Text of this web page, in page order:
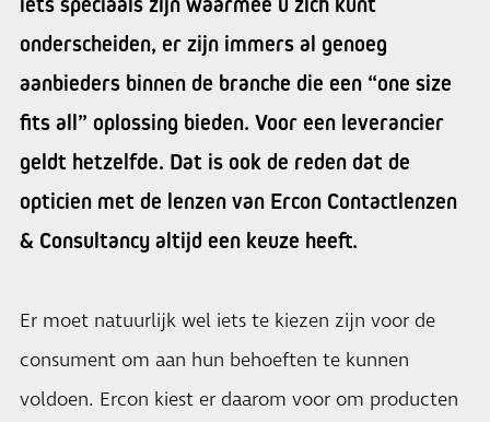
onderscheiden, er zijn immers al genoeg
aanbieders binnen de branche die een “one size
fits all” oplossing bieden. Voor een leverancier
geldt hetzelfde. Dat is ook de reden dat de
opticien met de lenzen van Ercon Contactlenzen
& Consultancy altijd een keuze heeft.
Er moet natuurlijk wel iets te kiezen zijn voor de
consument om aan hun behoeften te kunnen
voldoen. Ercon kiest er daarom voor om producten